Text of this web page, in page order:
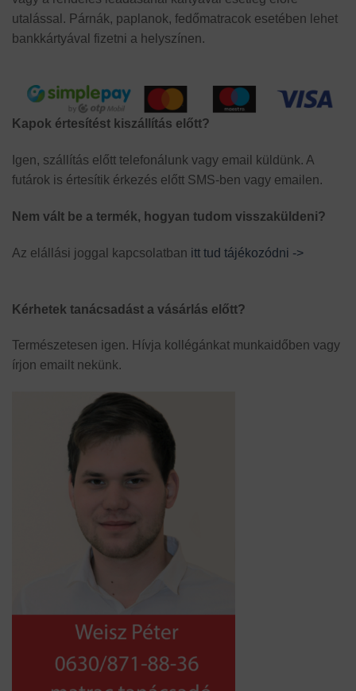
utalással. Párnák, paplanok, fedőmatracok esetében lehet
bankkártyával fizetni a helyszínen.
Kapok értesítést kiszállítás előtt?
Igen, szállítás előtt telefonálunk vagy email küldünk. A
futárok is értesítik érkezés előtt SMS-ben vagy emailen.
Nem vált be a termék, hogyan tudom visszaküldeni?
Az elállási joggal kapcsolatban itt tud tájékozódni ->
Kérhetek tanácsadást a vásárlás előtt?
Természetesen igen. Hívja kollégánkat munkaidőben vagy
írjon emailt nekünk.